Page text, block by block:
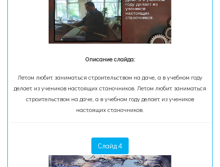
Описание слайда:
Летом любит заниматься строительством на даче, а в учебном году
делает из учеников настоящих станочников. Летом любит заниматься
строительством на даче, а в учебном году делает из учеников
настоящих станочников.
Слайд 4